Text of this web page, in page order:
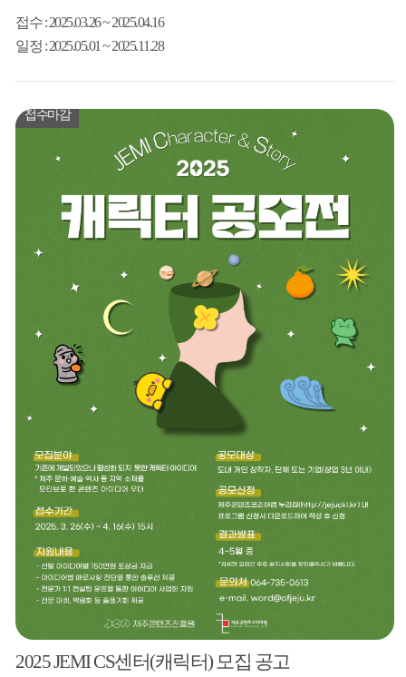
접수: 2025.03.26 ~ 2025.04.16
일정 : 2025.05.01 ~ 2025.11.28
접수마감
2025 JEMI CS센터(캐릭터) 모집 공고